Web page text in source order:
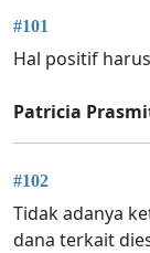
#101
Hal positif
Patricia
#102
Tidak adanya
dana terkait